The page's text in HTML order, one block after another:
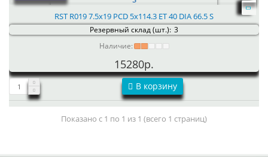
RST R019 7.5x19 PCD 5x114.3 ET 40 DIA 66.5 S
Резервный склад (шт.): 3
Наличие:
15280р.
В корзину
Показано с 1 по 1 из 1 (всего 1 страниц)